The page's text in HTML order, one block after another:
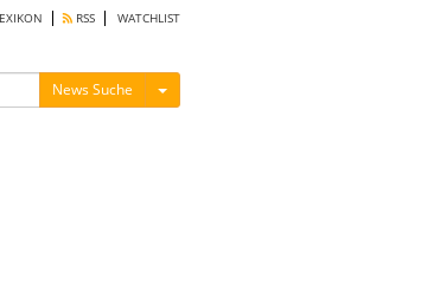
RSS WATCHLIST
News Suche Menü ein-/ausblenden